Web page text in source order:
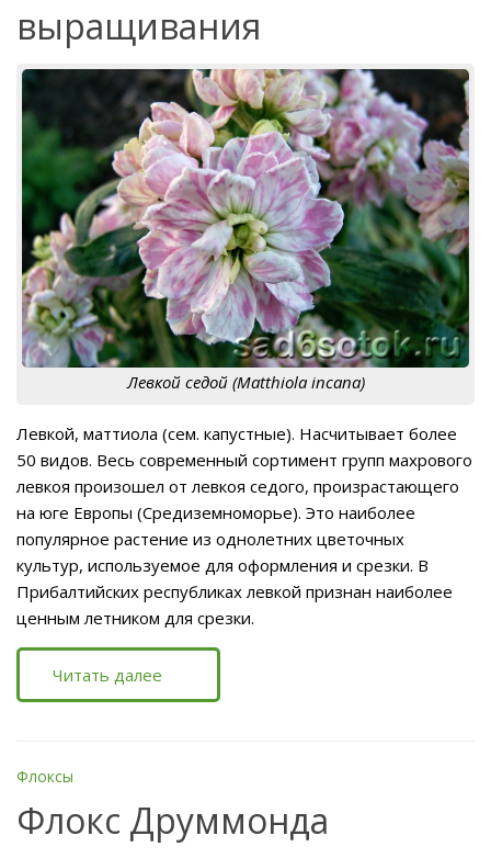
выращивания
Левкой седой (Matthiola incana)
Левкой, маттиола (сем. капустные). Насчитывает более
50 видов. Весь современный сортимент групп махрового
левкоя произошел от левкоя седого, произрастающего
на юге Европы (Средиземноморье). Это наиболее
популярное растение из однолетних цветочных
культур, используемое для оформления и срезки. В
Прибалтийских республиках левкой признан наиболее
ценным летником для срезки.
Читать далее
Флоксы
Флокс Друммонда